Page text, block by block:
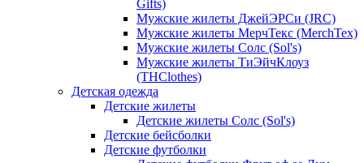
Gifts)
Мужские жилеты ДжейЭРСи (JRC)
Мужские жилеты МерчТекс (MerchTex)
Мужские жилеты Солс (Sol's)
Мужские жилеты ТиЭйчКлоуз
(THClothes)
Детская одежда
Детские жилеты
Детские жилеты Солс (Sol's)
Детские бейсболки
Детские футболки